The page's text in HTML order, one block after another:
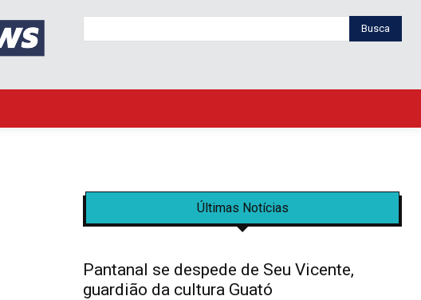
Busca
Últimas Notícias
Pantanal se despede de Seu Vicente,
guardião da cultura Guató